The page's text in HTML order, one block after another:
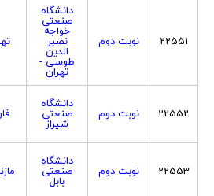
22551 نوبت دوم
دانشگاه
صنعتی
خواجه
نصیر
الدین
طوسی -
تهران
22552 نوبت دوم
دانشگاه
صنعتی
شیراز
22553 نوبت دوم
دانشگاه
صنعتی
بابل